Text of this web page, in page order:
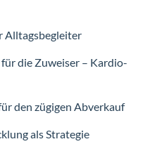
Alltagsbegleiter
die Zuweiser – Kardio-
den zügigen Abverkauf
als Strategie